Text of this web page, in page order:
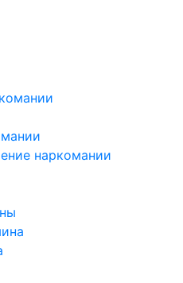
наркомании